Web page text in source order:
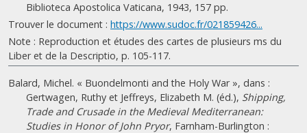
Biblioteca Apostolica Vaticana, 1943, 157 pp.
Trouver le document : https://www.sudoc.fr/021859426...
Note : Reproduction et études des cartes de plusieurs ms du
Liber et de la Descriptio, p. 105-117.
Balard, Michel. « Buondelmonti and the Holy War », dans :
Gertwagen, Ruthy et Jeffreys, Elizabeth M. (éd.), Shipping,
Trade and Crusade in the Medieval Mediterranean:
Studies in Honor of John Pryor, Farnham-Burlington :